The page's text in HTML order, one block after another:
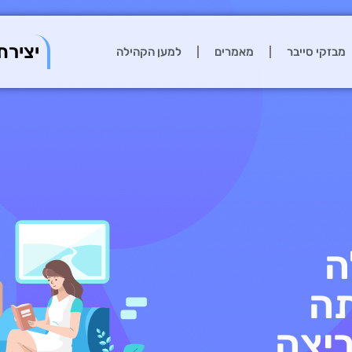
מבזקי סייבר מאמרים למען הקהילה